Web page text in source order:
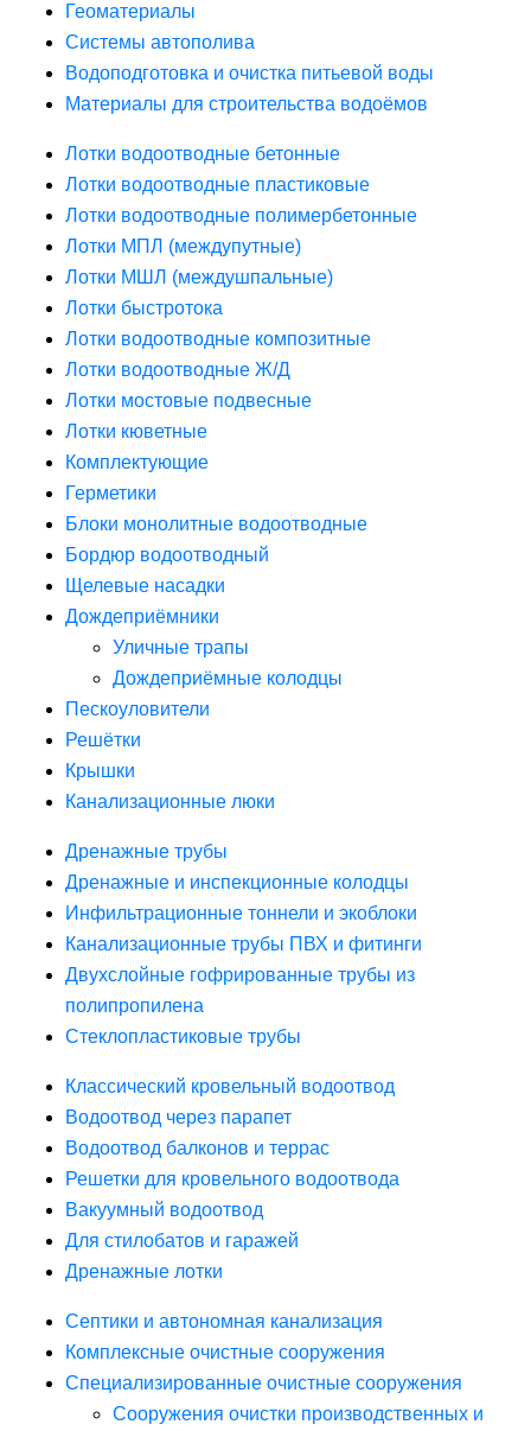
Геоматериалы
Системы автополива
Водоподготовка и очистка питьевой воды
Материалы для строительства водоёмов
Лотки водоотводные бетонные
Лотки водоотводные пластиковые
Лотки водоотводные полимербетонные
Лотки МПЛ (междупутные)
Лотки МШЛ (междушпальные)
Лотки быстротока
Лотки водоотводные композитные
Лотки водоотводные Ж/Д
Лотки мостовые подвесные
Лотки кюветные
Комплектующие
Герметики
Блоки монолитные водоотводные
Бордюр водоотводный
Щелевые насадки
Дождеприёмники
Уличные трапы
Дождеприёмные колодцы
Пескоуловители
Решётки
Крышки
Канализационные люки
Дренажные трубы
Дренажные и инспекционные колодцы
Инфильтрационные тоннели и экоблоки
Канализационные трубы ПВХ и фитинги
Двухслойные гофрированные трубы из
полипропилена
Стеклопластиковые трубы
Классический кровельный водоотвод
Водоотвод через парапет
Водоотвод балконов и террас
Решетки для кровельного водоотвода
Вакуумный водоотвод
Для стилобатов и гаражей
Дренажные лотки
Септики и автономная канализация
Комплексные очистные сооружения
Специализированные очистные сооружения
Сооружения очистки производственных и